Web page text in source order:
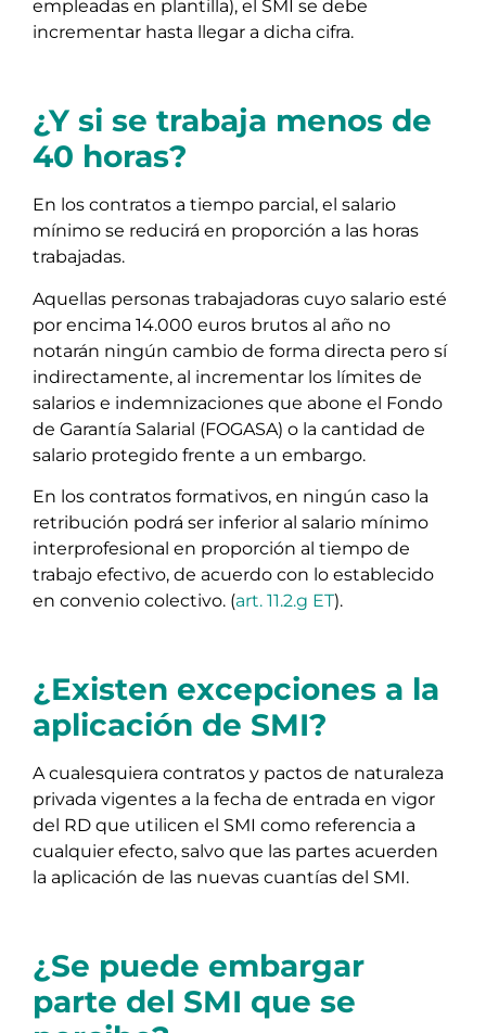
empleadas en plantilla), el SMI se debe
incrementar hasta llegar a dicha cifra.
¿Y si se trabaja menos de
40 horas?
En los contratos a tiempo parcial, el salario
mínimo se reducirá en proporción a las horas
trabajadas.
Aquellas personas trabajadoras cuyo salario esté
por encima 14.000 euros brutos al año no
notarán ningún cambio de forma directa pero sí
indirectamente, al incrementar los límites de
salarios e indemnizaciones que abone el Fondo
de Garantía Salarial (FOGASA) o la cantidad de
salario protegido frente a un embargo.
En los contratos formativos, en ningún caso la
retribución podrá ser inferior al salario mínimo
interprofesional en proporción al tiempo de
trabajo efectivo, de acuerdo con lo establecido
en convenio colectivo. (art. 11.2.g ET).
¿Existen excepciones a la
aplicación de SMI?
A cualesquiera contratos y pactos de naturaleza
privada vigentes a la fecha de entrada en vigor
del RD que utilicen el SMI como referencia a
cualquier efecto, salvo que las partes acuerden
la aplicación de las nuevas cuantías del SMI.
¿Se puede embargar
parte del SMI que se